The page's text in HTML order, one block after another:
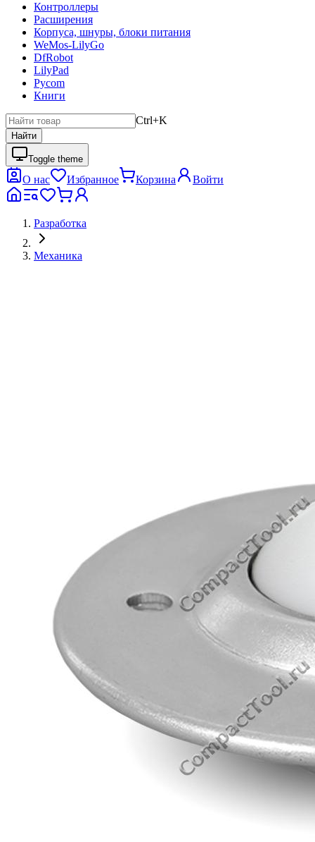
Контроллеры
Расширения
Корпуса, шнуры, блоки питания
WeMos-LilyGo
DfRobot
LilyPad
Pycom
Книги
Ctrl+K
Найти
Toggle theme
О нас Избранное Корзина Войти
Разработка
Механика